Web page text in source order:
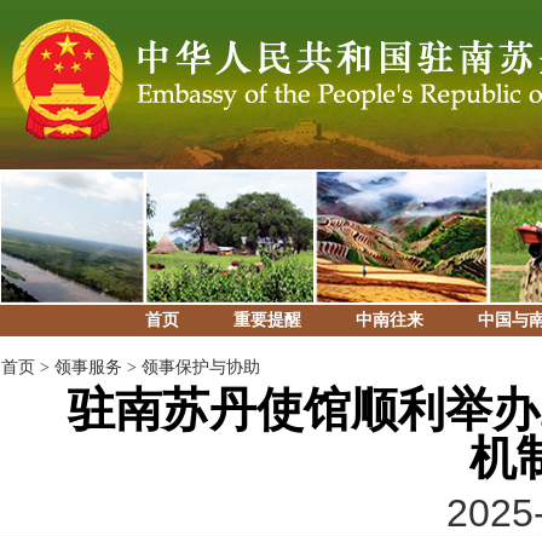
首页 重要提醒 中南往来 中国与
首页 > 领事服务 > 领事保护与协助
驻南苏丹使馆顺利举
机